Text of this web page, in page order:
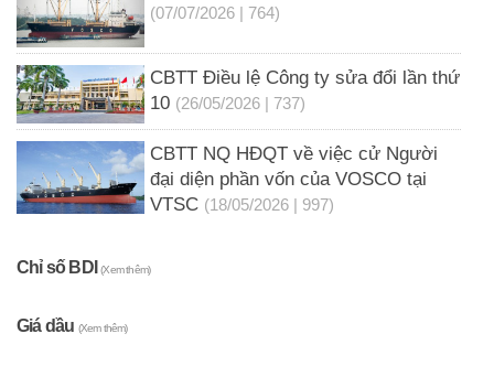
(07/07/2026 | 764)
CBTT Điều lệ Công ty sửa đổi lần thứ
10 (26/05/2026 | 737)
CBTT NQ HĐQT về việc cử Người
đại diện phần vốn của VOSCO tại
VTSC (18/05/2026 | 997)
Chỉ số BDI(Xem thêm)
Giá dầu (Xem thêm)